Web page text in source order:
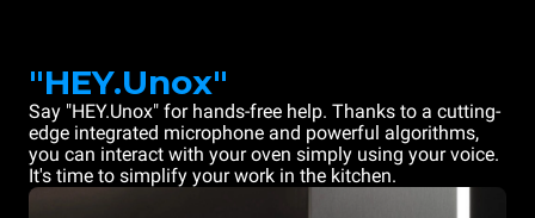
"HEY.Unox"
Say "HEY.Unox" for hands-free help. Thanks to a cutting-
edge integrated microphone and powerful algorithms,
you can interact with your oven simply using your voice.
It's time to simplify your work in the kitchen.